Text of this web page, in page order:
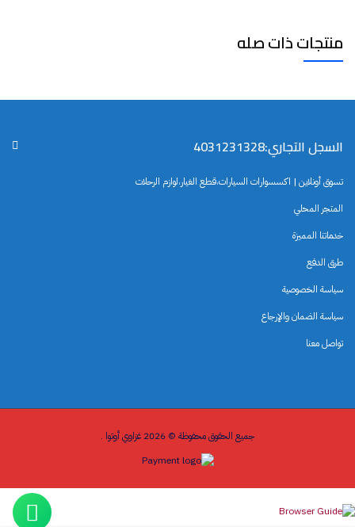
منتجات ذات صله
السجل التجاري:4031231328
تسوق أونلاين | اكسسوارات السيارات،قطع الغيار،لوازم الرحلات
المتجر المحلي
خدماتنا المميزة
طرق الدفع
سياسة الخصوصية
سياسة الضمان والإرجاع
تواصل معنا
جميع الحقوق محفوظة © 2026 غزاوي أوتوا .